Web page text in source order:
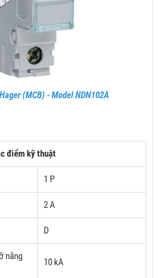
(MCB) - Model NDN102A
điểm kỹ thuật
1 P
2 A
D
năng
10 kA